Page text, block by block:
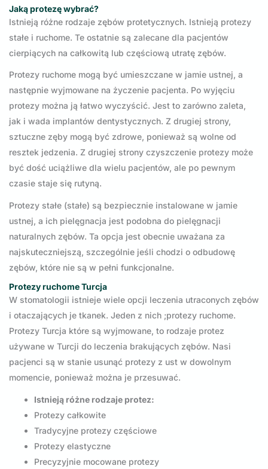
Jaką protezę wybrać?
Istnieją różne rodzaje zębów protetycznych. Istnieją protezy
stałe i ruchome. Te ostatnie są zalecane dla pacjentów
cierpiących na całkowitą lub częściową utratę zębów.
Protezy ruchome mogą być umieszczane w jamie ustnej, a
następnie wyjmowane na życzenie pacjenta. Po wyjęciu
protezy można ją łatwo wyczyścić. Jest to zarówno zaleta,
jak i wada implantów dentystycznych. Z drugiej strony,
sztuczne zęby mogą być zdrowe, ponieważ są wolne od
resztek jedzenia. Z drugiej strony czyszczenie protezy może
być dość uciążliwe dla wielu pacjentów, ale po pewnym
czasie staje się rutyną.
Protezy stałe (stałe) są bezpiecznie instalowane w jamie
ustnej, a ich pielęgnacja jest podobna do pielęgnacji
naturalnych zębów. Ta opcja jest obecnie uważana za
najskuteczniejszą, szczególnie jeśli chodzi o odbudowę
zębów, które nie są w pełni funkcjonalne.
Protezy ruchome Turcja
W stomatologii istnieje wiele opcji leczenia utraconych zębów
i otaczających je tkanek. Jeden z nich ;protezy ruchome.
Protezy Turcja które są wyjmowane, to rodzaje protez
używane w Turcji do leczenia brakujących zębów. Nasi
pacjenci są w stanie usunąć protezy z ust w dowolnym
momencie, ponieważ można je przesuwać.
Istnieją różne rodzaje protez:
Protezy całkowite
Tradycyjne protezy częściowe
Protezy elastyczne
Precyzyjnie mocowane protezy